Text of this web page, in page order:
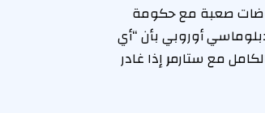
صعبة مع حكومة
أوروبي بأن “أي
مع ستارمر إذا غادر